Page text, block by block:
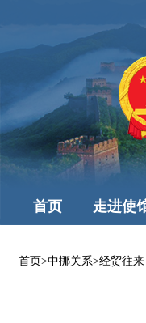
首页 走进使
首页>中挪关系>经贸往来